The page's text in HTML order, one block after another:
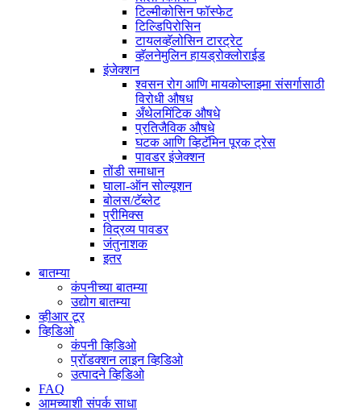
टिल्मीकोसिन फॉस्फेट
टिल्डिपिरोसिन
टायलव्हॅलोसिन टारट्रेट
व्हॅलनेमुलिन हायड्रोक्लोराईड
इंजेक्शन
श्वसन रोग आणि मायकोप्लाझ्मा संसर्गासाठी
विरोधी औषध
अँथेलमिंटिक औषधे
प्रतिजैविक औषधे
घटक आणि व्हिटॅमिन पूरक ट्रेस
पावडर इंजेक्शन
तोंडी समाधान
घाला-ऑन सोल्यूशन
बोलस/टॅब्लेट
प्रीमिक्स
विद्रव्य पावडर
जंतुनाशक
इतर
बातम्या
कंपनीच्या बातम्या
उद्योग बातम्या
व्हीआर टूर
व्हिडिओ
कंपनी व्हिडिओ
प्रॉडक्शन लाइन व्हिडिओ
उत्पादने व्हिडिओ
FAQ
आमच्याशी संपर्क साधा